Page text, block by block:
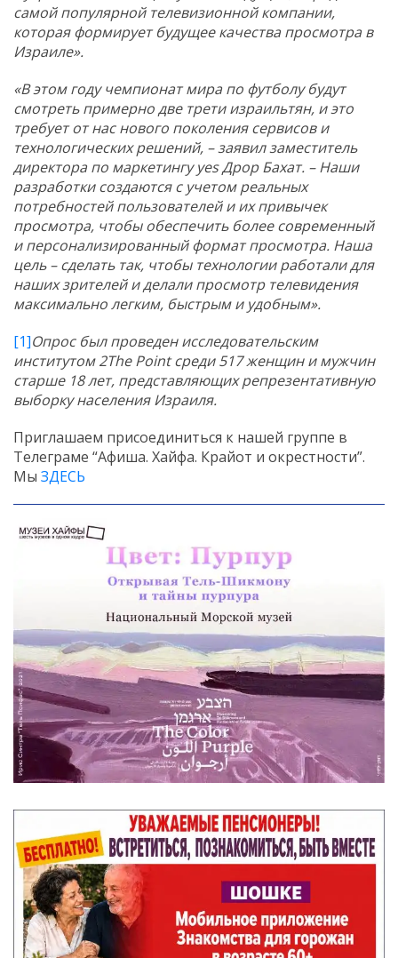
самой популярной телевизионной компании,
которая формирует будущее качества просмотра в
Израиле».
«В этом году чемпионат мира по футболу будут
смотреть примерно две трети израильтян, и это
требует от нас нового поколения сервисов и
технологических решений, – заявил заместитель
директора по маркетингуyesДрор Бахат. – Наши
разработки создаются с учетом реальных
потребностей пользователей и их привычек
просмотра, чтобы обеспечить более современный
и персонализированный формат просмотра. Наша
цель – сделать так, чтобы технологии работали для
наших зрителей и делали просмотр телевидения
максимально легким, быстрым и удобным».
[1]Опрос был проведен исследовательским
институтом 2The Pointсреди 517 женщин и мужчин
старше 18 лет, представляющих репрезентативную
выборку населения Израиля.
Приглашаем присоединиться к нашей группе в
Телеграме “Афиша. Хайфа. Крайот и окрестности”.
Мы ЗДЕСЬ